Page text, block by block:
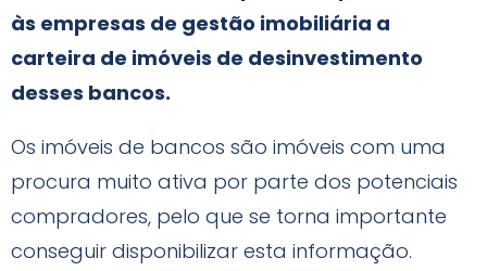
às empresas de gestão imobiliária a
carteira de imóveis de desinvestimento
desses bancos.
Os imóveis de bancos são imóveis com uma
procura muito ativa por parte dos potenciais
compradores, pelo que se torna importante
conseguir disponibilizar esta informação.